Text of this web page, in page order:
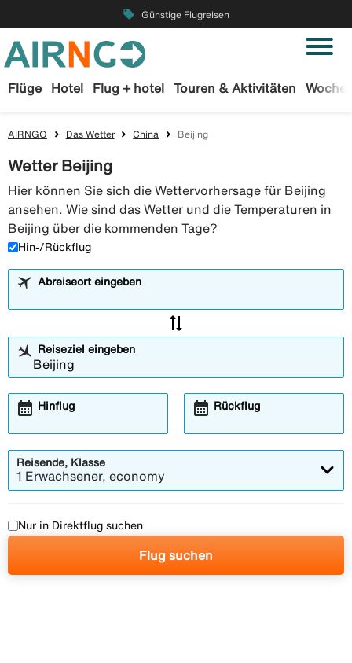
local_offer Günstige Flugreisen
Flüge Hotel Flug + hotel Touren & Aktivitäten
AIRNGO Das Wetter China Beijing
Wetter Beijing
Hier können Sie sich die Wettervorhersage für Beijing
ansehen. Wie sind das Wetter und die Temperaturen in
Beijing über die kommenden Tage?
Hin-/Rückflug
Abreiseort eingeben
sync_alt
Reiseziel eingeben
Hinflug
calendar_month Rückflug
calendar_month
Reisende, Klasse
1 Erwachsener, economy
Nur in Direktflug suchen
Flug suchen